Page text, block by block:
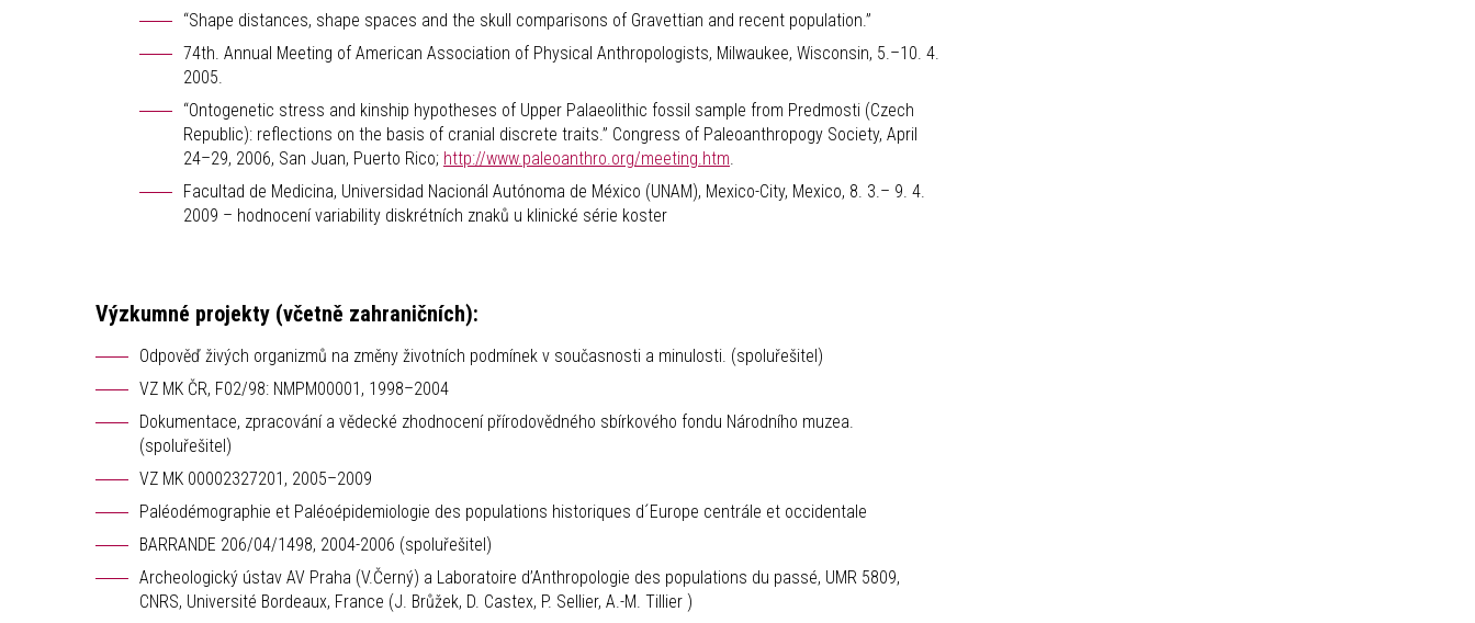
“Shape distances, shape spaces and the skull comparisons of Gravettian and recent population.”
74th. Annual Meeting of American Association of Physical Anthropologists, Milwaukee, Wisconsin, 5.–10. 4.
2005.
“Ontogenetic stress and kinship hypotheses of Upper Palaeolithic fossil sample from Predmosti (Czech
Republic): reflections on the basis of cranial discrete traits.” Congress of Paleoanthropogy Society, April
24–29, 2006, San Juan, Puerto Rico; http://www.paleoanthro.org/meeting.htm.
Facultad de Medicina, Universidad Nacionál Autónoma de México (UNAM), Mexico-City, Mexico, 8. 3.– 9. 4.
2009 – hodnocení variability diskrétních znaků u klinické série koster
Výzkumné projekty (včetně zahraničních):
Odpověď živých organizmů na změny životních podmínek v současnosti a minulosti. (spoluřešitel)
VZ MK ČR, F02/98: NMPM00001, 1998–2004
Dokumentace, zpracování a vědecké zhodnocení přírodovědného sbírkového fondu Národního muzea.
(spoluřešitel)
VZ MK 00002327201, 2005–2009
Paléodémographie et Paléoépidemiologie des populations historiques d´Europe centrále et occidentale
BARRANDE 206/04/1498, 2004-2006 (spoluřešitel)
Archeologický ústav AV Praha (V.Černý) a Laboratoire d’Anthropologie des populations du passé, UMR 5809,
CNRS, Université Bordeaux, France (J. Brůžek, D. Castex, P. Sellier, A.-M. Tillier )